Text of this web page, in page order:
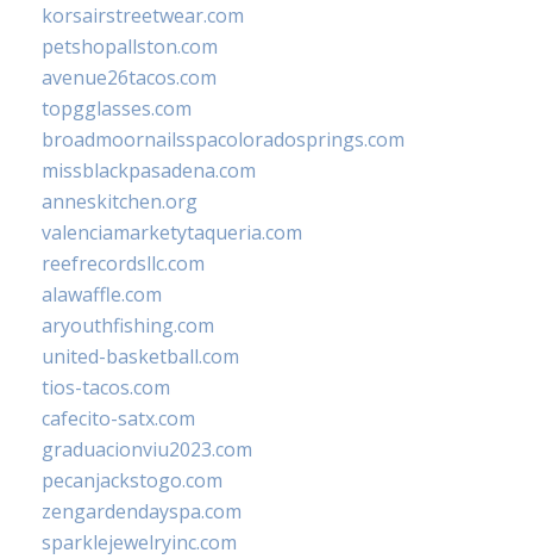
korsairstreetwear.com
petshopallston.com
avenue26tacos.com
topgglasses.com
broadmoornailsspacoloradosprings.com
missblackpasadena.com
anneskitchen.org
valenciamarketytaqueria.com
reefrecordsllc.com
alawaffle.com
aryouthfishing.com
united-basketball.com
tios-tacos.com
cafecito-satx.com
graduacionviu2023.com
pecanjackstogo.com
zengardendayspa.com
sparklejewelryinc.com